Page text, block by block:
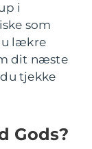
i
som
lækre
dit næste
tjekke
Gods?